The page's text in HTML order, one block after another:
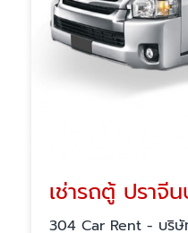
เช่ารถตู้ ปราจี
304 Car Rent - บริษั